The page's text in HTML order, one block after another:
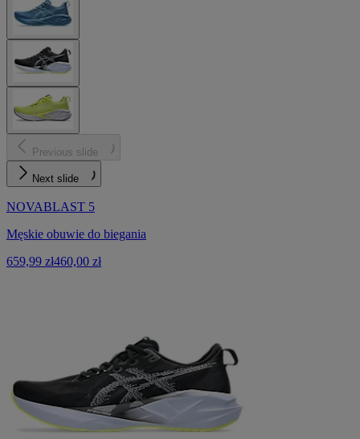
Previous slide
Next slide
NOVABLAST 5
Męskie obuwie do biegania
659,99 zł460,00 zł